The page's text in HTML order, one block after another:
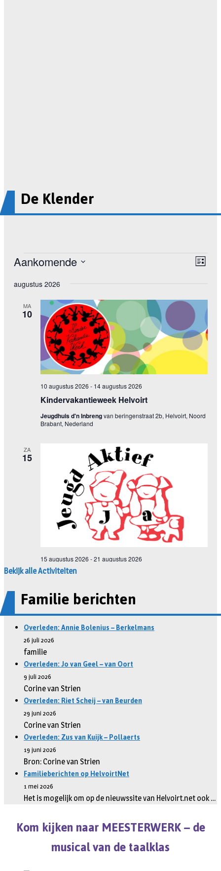
De Klender
Bekijk alle Activiteiten
Familie berichten
Overleden: Annie Bolenius – Berkelmans
26 juli 2026
familie
Overleden: Jo van Geel – van Oort
9 juli 2026
Corine van Strien
Overleden: Riet Scheij – van Beurden
29 juni 2026
Corine van Strien
Overleden: Zus van Kuijk – Pollaerts
19 juni 2026
Bron: Corine van Strien
Familieberichten op HelvoirtNet
1 mei 2026
Het is mogelijk om op de nieuwssite van Helvoirt.net ook …
Kom kijken naar MEESTERWERK – de
musical van de taalklas